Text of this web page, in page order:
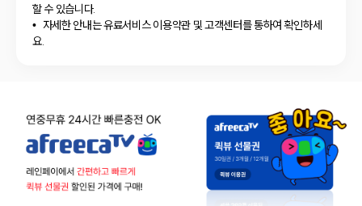
할 수 있습니다.
자세한 안내는 유료서비스 이용약관 및 고객센터를 통하여 확인하세
요.